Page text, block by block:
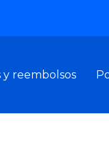
reembolsos